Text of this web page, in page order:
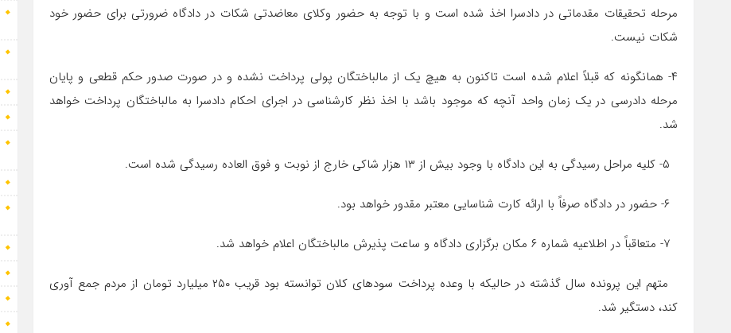
مرحله تحقیقات مقدماتی در دادسرا اخذ شده است و با توجه به حضور وکلای معاضدتی شکات در دادگاه ضرورتی برای حضور خود
شکات نیست.
۴- همانگونه که قبلاً اعلام شده است تاکنون به هیچ یک از مالباختگان پولی پرداخت نشده و در صورت صدور حکم قطعی و پایان
مرحله دادرسی در یک زمان واحد آنچه که موجود باشد با اخذ نظر کارشناسی در اجرای احکام دادسرا به مالباختگان پرداخت خواهد
شد.
متهم این پرونده سال گذشته در حالیکه با وعده پرداخت سودهای کلان توانسته بود قریب ۲۵۰ میلیارد تومان از مردم جمع آوری
کند، دستگیر شد.